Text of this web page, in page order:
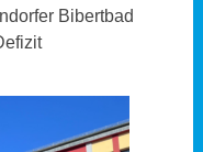
Bibertbad